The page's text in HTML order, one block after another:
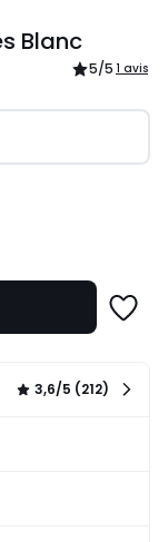
Blanc
5/5 1 avis
liste
3,6/5 (212)